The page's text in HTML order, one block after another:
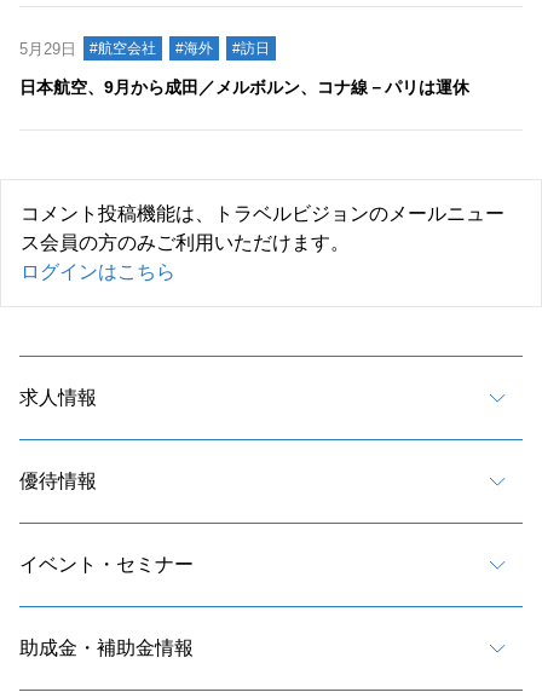
5月29日 #航空会社 #海外 #訪日
日本航空、9月から成田／メルボルン、コナ線－パリは運休
コメント投稿機能は、トラベルビジョンのメールニュー
ス会員の方のみご利用いただけます。
ログインはこちら
求人情報
優待情報
イベント・セミナー
助成金・補助金情報